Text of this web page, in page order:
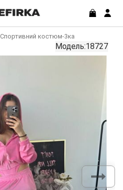
Спортивний костюм-3ка
Модель:18727